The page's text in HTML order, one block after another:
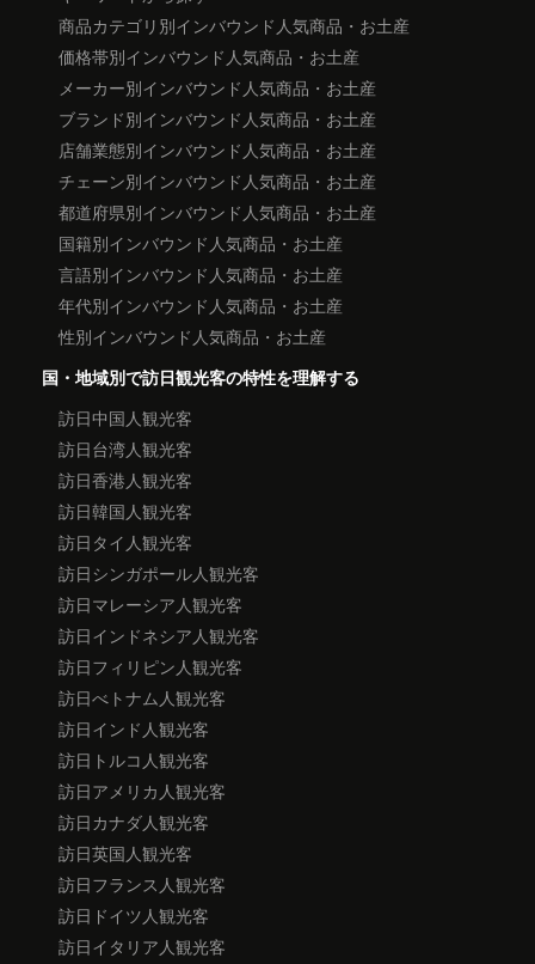
商品カテゴリ別インバウンド人気商品・お土産
価格帯別インバウンド人気商品・お土産
メーカー別インバウンド人気商品・お土産
ブランド別インバウンド人気商品・お土産
店舗業態別インバウンド人気商品・お土産
チェーン別インバウンド人気商品・お土産
都道府県別インバウンド人気商品・お土産
国籍別インバウンド人気商品・お土産
言語別インバウンド人気商品・お土産
年代別インバウンド人気商品・お土産
性別インバウンド人気商品・お土産
国・地域別で訪日観光客の特性を理解する
訪日中国人観光客
訪日台湾人観光客
訪日香港人観光客
訪日韓国人観光客
訪日タイ人観光客
訪日シンガポール人観光客
訪日マレーシア人観光客
訪日インドネシア人観光客
訪日フィリピン人観光客
訪日べトナム人観光客
訪日インド人観光客
訪日トルコ人観光客
訪日アメリカ人観光客
訪日カナダ人観光客
訪日英国人観光客
訪日フランス人観光客
訪日ドイツ人観光客
訪日イタリア人観光客